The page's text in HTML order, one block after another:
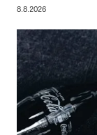
8.8.2026